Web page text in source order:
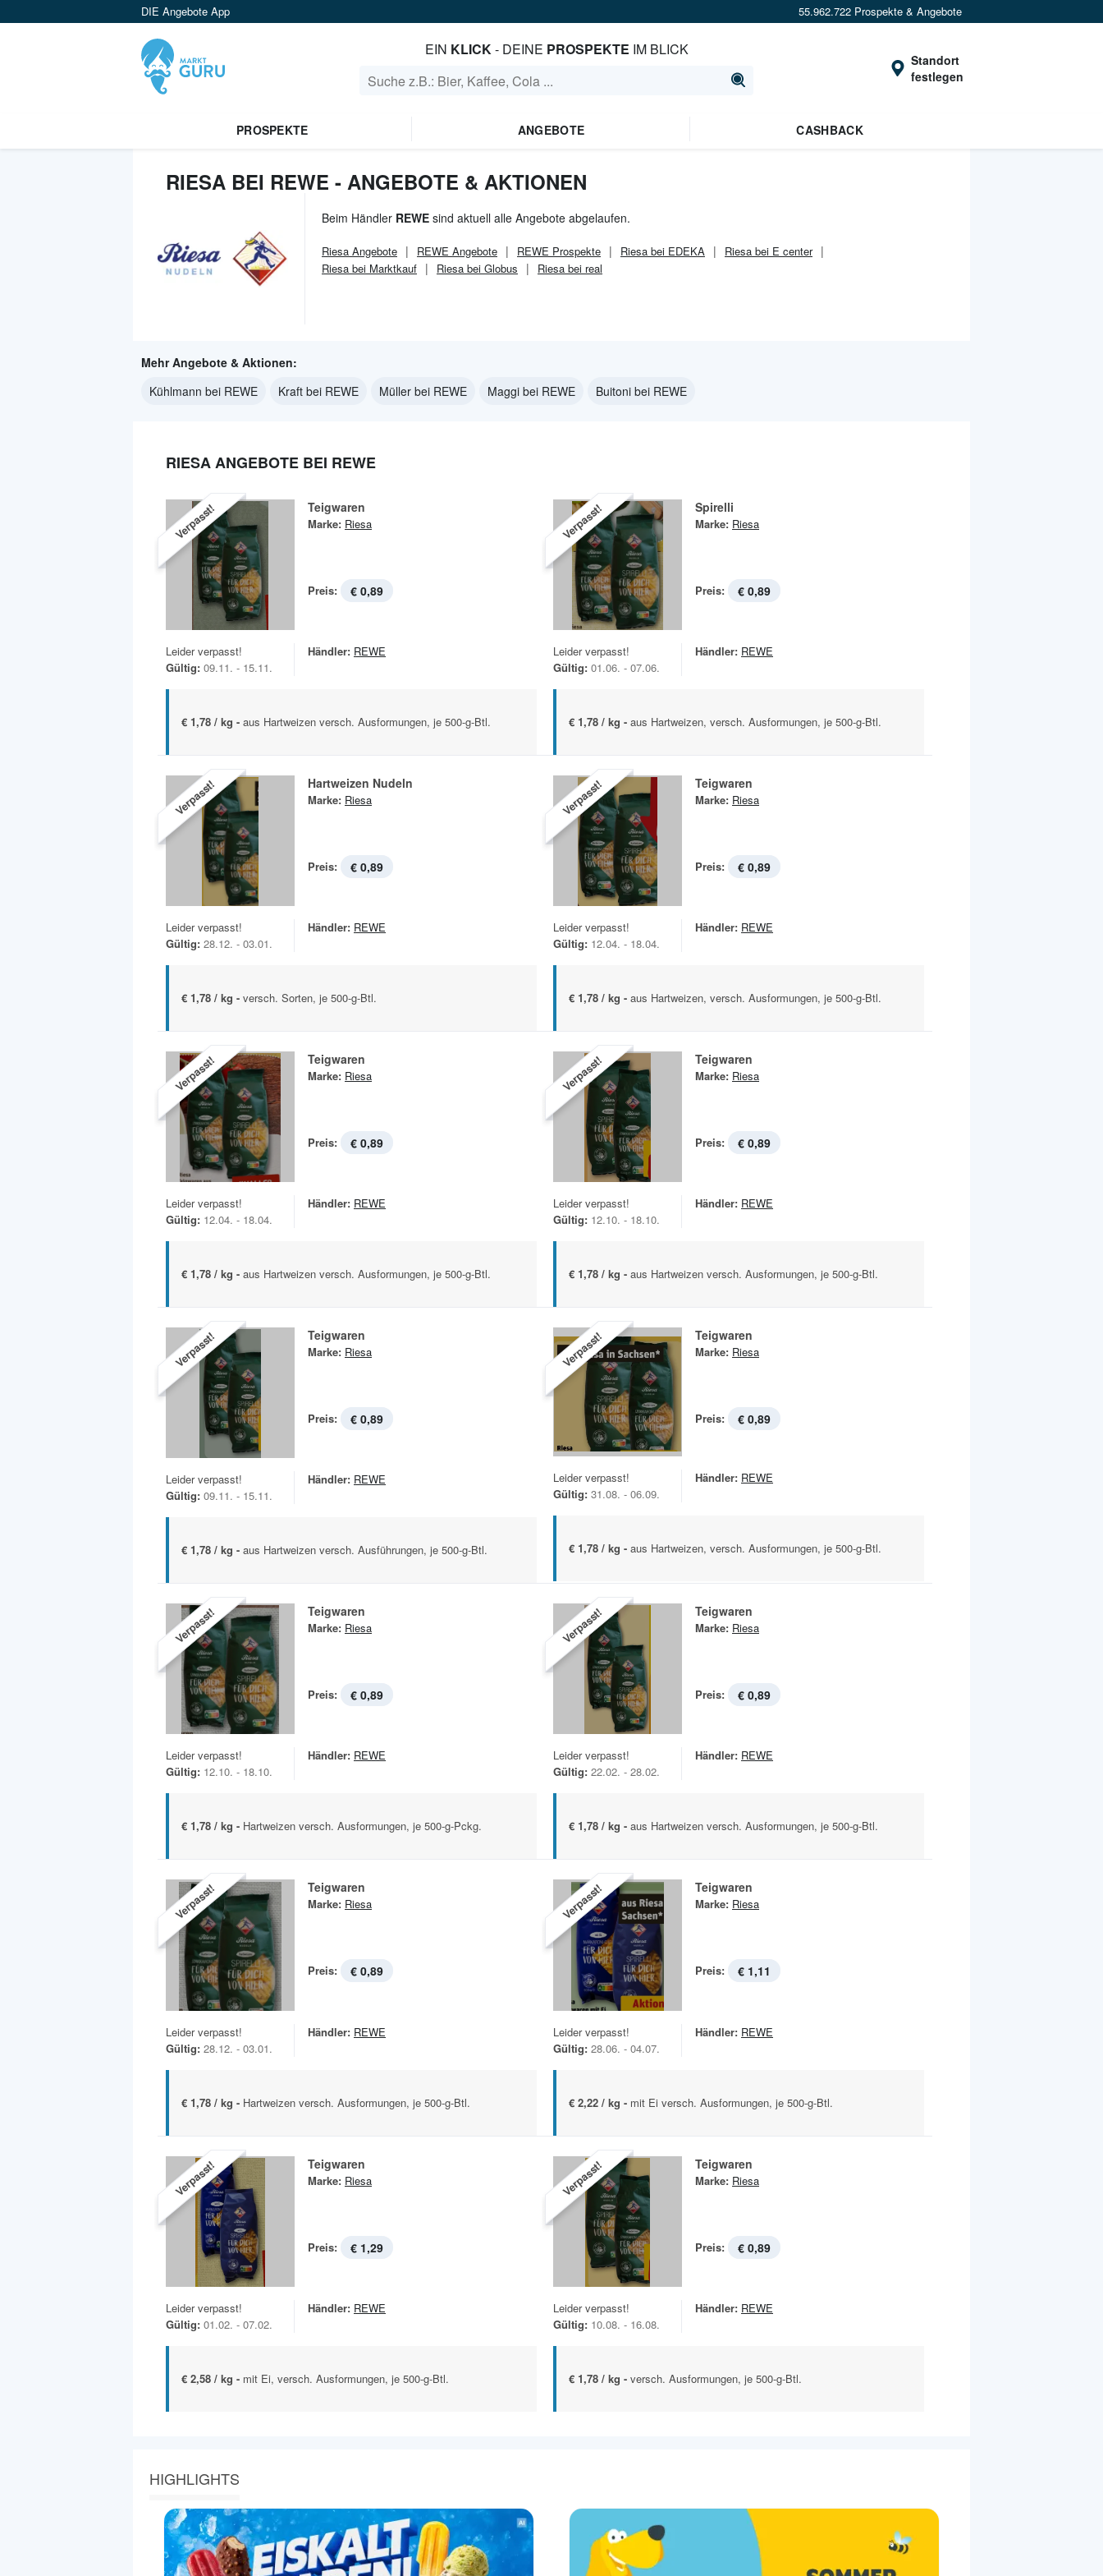
DIE Angebote App 55.962.722 Prospekte & Angebote
EIN KLICK- DEINE PROSPEKTE IM BLICK
Standort
festlegen
PROSPEKTE ANGEBOTE CASHBACK
RIESA BEI REWE - ANGEBOTE & AKTIONEN
Beim Händler REWE sind aktuell alle Angebote abgelaufen.
Riesa Angebote REWE Angebote REWE Prospekte Riesa bei EDEKA
Riesa bei E center
Riesa bei Marktkauf
Riesa bei Globus Riesa bei real
Mehr Angebote & Aktionen:
Kühlmann bei REWE
Kraft bei REWE Müller bei REWE Maggi bei REWE Buitoni bei REWE
RIESA ANGEBOTE BEI REWE
Verpasst! Teigwaren
Marke: Riesa
Preis: € 0,89
Leider verpasst!
Gültig: 09.11. - 15.11.
Händler: REWE
€ 1,78 / kg - aus Hartweizen versch. Ausformungen, je 500-g-Btl.
Verpasst! Spirelli
Marke: Riesa
Preis: € 0,89
Leider verpasst!
Gültig: 01.06. - 07.06.
Händler: REWE
€ 1,78 / kg - aus Hartweizen, versch. Ausformungen, je 500-g-Btl.
Verpasst! Hartweizen Nudeln
Marke: Riesa
Preis: € 0,89
Leider verpasst!
Gültig: 28.12. - 03.01.
Händler: REWE
€ 1,78 / kg - versch. Sorten, je 500-g-Btl.
Verpasst! Teigwaren
Marke: Riesa
Preis: € 0,89
Leider verpasst!
Gültig: 12.04. - 18.04.
Händler: REWE
€ 1,78 / kg - aus Hartweizen, versch. Ausformungen, je 500-g-Btl.
Verpasst! Teigwaren
Marke: Riesa
Preis: € 0,89
Leider verpasst!
Gültig: 12.04. - 18.04.
Händler: REWE
€ 1,78 / kg - aus Hartweizen versch. Ausformungen, je 500-g-Btl.
Verpasst! Teigwaren
Marke: Riesa
Preis: € 0,89
Leider verpasst!
Gültig: 12.10. - 18.10.
Händler: REWE
€ 1,78 / kg - aus Hartweizen versch. Ausformungen, je 500-g-Btl.
Verpasst! Teigwaren
Marke: Riesa
Preis: € 0,89
Leider verpasst!
Gültig: 09.11. - 15.11.
Händler: REWE
€ 1,78 / kg - aus Hartweizen versch. Ausführungen, je 500-g-Btl.
Verpasst! Teigwaren
Marke: Riesa
Preis: € 0,89
Leider verpasst!
Gültig: 31.08. - 06.09.
Händler: REWE
€ 1,78 / kg - aus Hartweizen, versch. Ausformungen, je 500-g-Btl.
Verpasst! Teigwaren
Marke: Riesa
Preis: € 0,89
Leider verpasst!
Gültig: 12.10. - 18.10.
Händler: REWE
€ 1,78 / kg - Hartweizen versch. Ausformungen, je 500-g-Pckg.
Verpasst! Teigwaren
Marke: Riesa
Preis: € 0,89
Leider verpasst!
Gültig: 22.02. - 28.02.
Händler: REWE
€ 1,78 / kg - aus Hartweizen versch. Ausformungen, je 500-g-Btl.
Verpasst! Teigwaren
Marke: Riesa
Preis: € 0,89
Leider verpasst!
Gültig: 28.12. - 03.01.
Händler: REWE
€ 1,78 / kg - Hartweizen versch. Ausformungen, je 500-g-Btl.
Verpasst! Teigwaren
Marke: Riesa
Preis: € 1,11
Leider verpasst!
Gültig: 28.06. - 04.07.
Händler: REWE
€ 2,22 / kg - mit Ei versch. Ausformungen, je 500-g-Btl.
Verpasst! Teigwaren
Marke: Riesa
Preis: € 1,29
Leider verpasst!
Gültig: 01.02. - 07.02.
Händler: REWE
€ 2,58 / kg - mit Ei, versch. Ausformungen, je 500-g-Btl.
Verpasst! Teigwaren
Marke: Riesa
Preis: € 0,89
Leider verpasst!
Gültig: 10.08. - 16.08.
Händler: REWE
€ 1,78 / kg - versch. Ausformungen, je 500-g-Btl.
HIGHLIGHTS